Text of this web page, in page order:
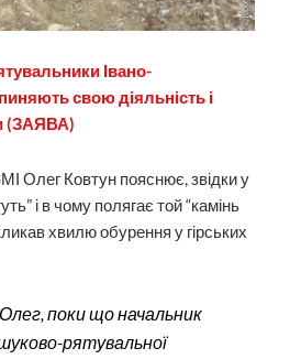
Івано-
свою діяльність і
(ЗАЯВА)
Олег Ковтун пояснює, звідки у
і в чому полягає той “камінь
хвилю обурення у гірських
поки що начальник
рятувальної